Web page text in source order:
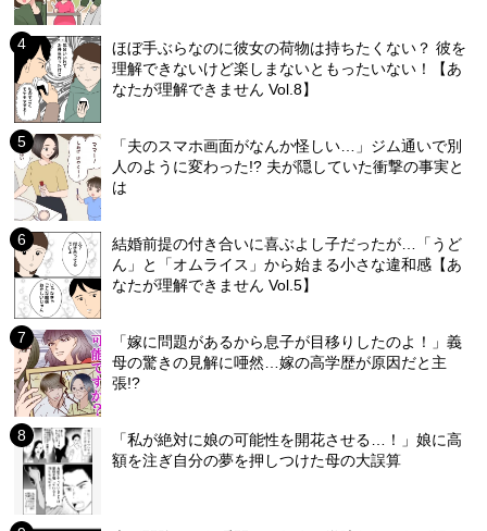
ほぼ手ぶらなのに彼女の荷物は持ちたくない？ 彼を
理解できないけど楽しまないともったいない！【あ
なたが理解できません Vol.8】
「夫のスマホ画面がなんか怪しい…」ジム通いで別
人のように変わった!? 夫が隠していた衝撃の事実と
は
結婚前提の付き合いに喜ぶよし子だったが…「うど
ん」と「オムライス」から始まる小さな違和感【あ
なたが理解できません Vol.5】
「嫁に問題があるから息子が目移りしたのよ！」義
母の驚きの見解に唖然…嫁の高学歴が原因だと主
張!?
「私が絶対に娘の可能性を開花させる…！」娘に高
額を注ぎ自分の夢を押しつけた母の大誤算